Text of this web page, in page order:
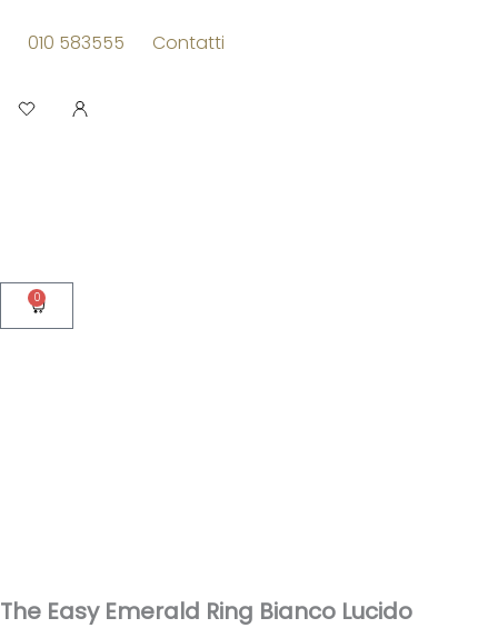
010 583555 Contatti
0
Carrello
The Easy Emerald Ring Bianco Lucido